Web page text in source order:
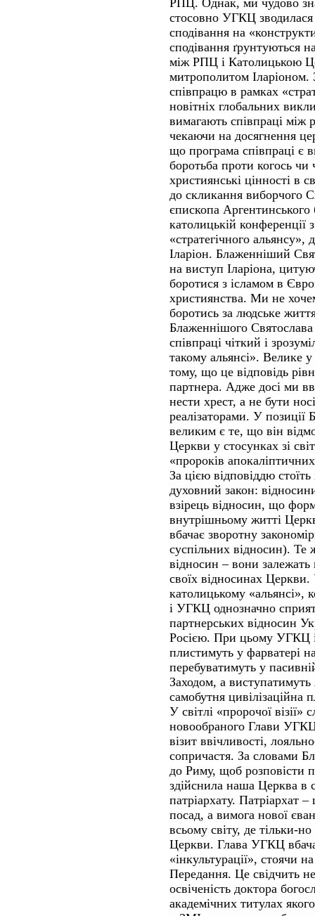
стосовно УГКЦ зводилася
сподівання на
сподівання ґрунтуються
між РПЦ і Католицькою
митрополитом Іларіоном.
співпрацю в рамках
новітніх глобальних
вимагають співпраці між
чекаючи на досягнення
що програма співпраці є
боротьба проти когось чи
християнські цінності в
до скликання виборчого
єпископа
католицькій конференції
«стратегічного
Іларіон. Блаженніший
на виступ Іларіона,
боротися з ісламом в
християнства. Ми не
боротись за людське
Блаженнішого
співпраці чіткий і
такому альянсі». Велике у
тому, що це відповідь
партнера. Адже досі ми
нести хрест, а не бути
реалізаторами. У позиції
великим є те, що він
Церкви у стосунках зі
«пророків
За цією відповіддю
духовний закон:
взірець відносин, що
внутрішньому житті
вбачає зворотну
суспільних відносин). Те
відносин – вони залежать
своїх відносинах
католицькому «альянсі»,
і УГКЦ однозначно
партнерських відносин
Росією. При цьому УГКЦ
плистимуть у фарватері
перебуватимуть у
Заходом, а
самобутня цивілізаційна
У світлі «пророчої візії»
новообраного Глави
візит ввічливості,
сопричастя. За словами
до Риму, щоб розповісти
здійснила наша Церква в
патріархату. Патріархат
посад, а вимога нової
всьому світу, де тільки-
Церкви. Глава УГКЦ
«інкультурації», стоячи
Передання. Це свідчить
освіченість доктора
академічних титулах